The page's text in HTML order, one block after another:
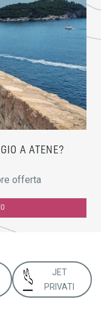
A ATENE?
offerta
JET
PRIVATI